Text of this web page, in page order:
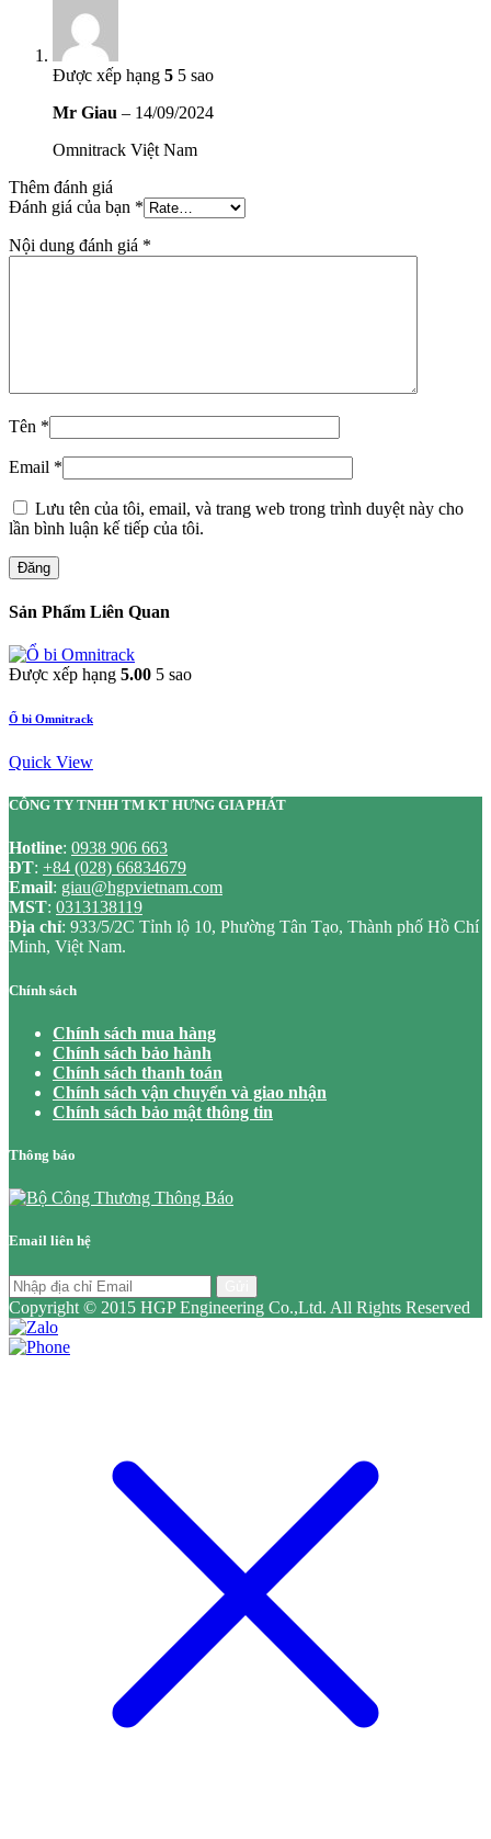
Được xếp hạng 5 5 sao
Mr Giau – 14/09/2024
Omnitrack Việt Nam
Thêm đánh giá
Đánh giá của bạn *
Nội dung đánh giá *
Tên *
Email *
Lưu tên của tôi, email, và trang web trong trình duyệt này cho
lần bình luận kế tiếp của tôi.
Đăng
Sản Phẩm Liên Quan
Được xếp hạng 5.00 5 sao
Ổ bi Omnitrack
Quick View
CÔNG TY TNHH TM KT HƯNG GIA PHÁT
Hotline: 0938 906 663
ĐT: +84 (028) 66834679
Email: giau@hgpvietnam.com
MST: 0313138119
Địa chỉ: 933/5/2C Tỉnh lộ 10, Phường Tân Tạo, Thành phố Hồ Chí
Minh, Việt Nam.
Chính sách
Chính sách mua hàng
Chính sách bảo hành
Chính sách thanh toán
Chính sách vận chuyển và giao nhận
Chính sách bảo mật thông tin
Thông báo
Email liên hệ
Copyright © 2015 HGP Engineering Co.,Ltd. All Rights Reserved